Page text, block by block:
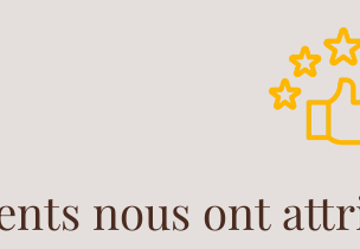
nous ont